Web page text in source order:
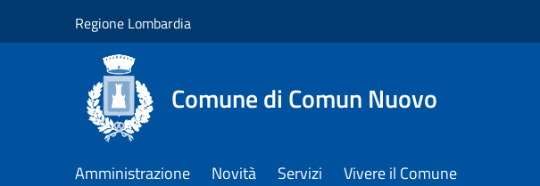
Regione Lombardia
Comune di Comun Nuovo
Amministrazione Novità Servizi Vivere il Comune